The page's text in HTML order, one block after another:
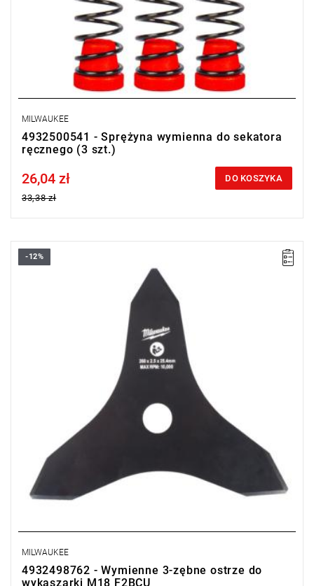
MILWAUKEE
4932500541 - Sprężyna wymienna do sekatora
ręcznego (3 szt.)
Price tax included
26,04 zł
33,38 zł
DO KOSZYKA
-12%
MILWAUKEE
4932498762 - Wymienne 3-zębne ostrze do
wykaszarki M18 F2BCU